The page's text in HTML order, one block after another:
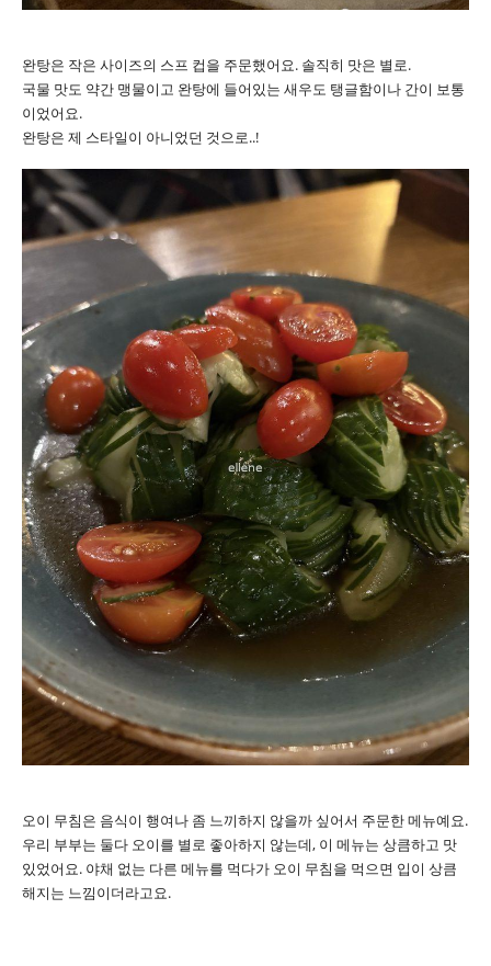
완탕은 작은 사이즈의 스프 컵을 주문했어요. 솔직히 맛은 별로.
국물 맛도 약간 맹물이고 완탕에 들어있는 새우도 탱글함이나 간이 보통
이었어요.
완탕은 제 스타일이 아니었던 것으로..!
오이 무침은 음식이 행여나 좀 느끼하지 않을까 싶어서 주문한 메뉴예요.
우리 부부는 둘다 오이를 별로 좋아하지 않는데, 이 메뉴는 상큼하고 맛
있었어요. 야채 없는 다른 메뉴를 먹다가 오이 무침을 먹으면 입이 상큼
해지는 느낌이더라고요.